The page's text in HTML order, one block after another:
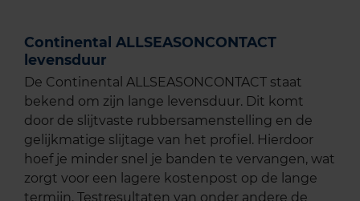
Continental ALLSEASONCONTACT
levensduur
De Continental ALLSEASONCONTACT staat
bekend om zijn lange levensduur. Dit komt
door de slijtvaste rubbersamenstelling en de
gelijkmatige slijtage van het profiel. Hierdoor
hoef je minder snel je banden te vervangen, wat
zorgt voor een lagere kostenpost op de lange
termijn. Testresultaten van onder andere de